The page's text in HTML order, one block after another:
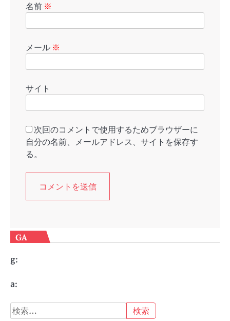
名前 ※
メール ※
サイト
次回のコメントで使用するためブラウザーに
自分の名前、メールアドレス、サイトを保存す
る。
GA
g:
a:
検